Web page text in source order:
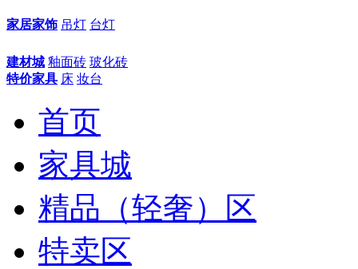
家居家饰 吊灯 台灯
建材城 釉面砖 玻化砖
特价家具 床 妆台
首页
家具城
精品（轻奢）区
特卖区